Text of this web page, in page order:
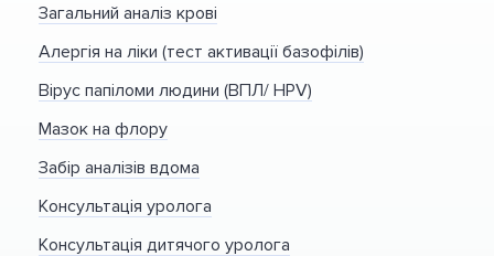
Загальний аналіз крові
Алергія на ліки (тест активації базофілів)
Вірус папіломи людини (ВПЛ/ HPV)
Мазок на флору
Забір аналізів вдома
Консультація уролога
Консультація дитячого уролога